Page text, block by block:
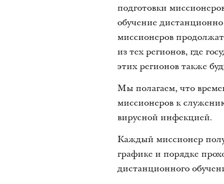
подготовки
обучение
миссионеров
из тех регионов, где
этих регионов также
Мы полагаем, что
миссионеров к
вирусной инфекцией.
Каждый миссионер
графике и порядке
дистанционного